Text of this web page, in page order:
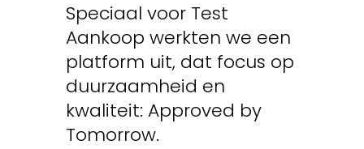
Speciaal voor Test
Aankoop werkten we een
platform uit, dat focus op
duurzaamheid en
kwaliteit: Approved by
Tomorrow.